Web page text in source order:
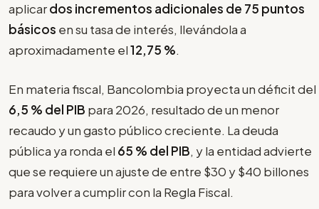
aplicardos incrementos adicionales de 75 puntos
básicos en su tasa de interés, llevándola a
aproximadamente el12,75 %.
En materia fiscal, Bancolombia proyecta un déficit del
6,5 % del PIB para 2026, resultado de un menor
recaudo y un gasto público creciente. La deuda
pública ya ronda el 65 % del PIB, y la entidad advierte
que se requiere un ajuste de entre $30 y $40 billones
para volver a cumplir con la Regla Fiscal.